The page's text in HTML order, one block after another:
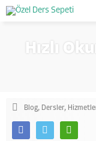
Hızlı
Blog, Dersler,